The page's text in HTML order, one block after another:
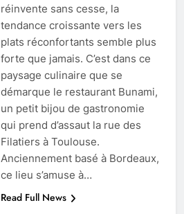
réinvente sans cesse, la
tendance croissante vers les
plats réconfortants semble plus
forte que jamais. C’est dans ce
paysage culinaire que se
démarque le restaurant Bunami,
un petit bijou de gastronomie
qui prend d’assaut la rue des
Filatiers à Toulouse.
Anciennement basé à Bordeaux,
ce lieu s’amuse à…
Read Full News